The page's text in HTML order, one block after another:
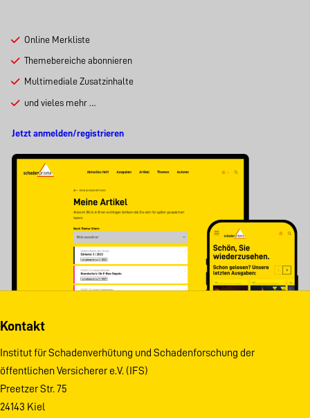
Online Merkliste
Themebereiche abonnieren
Multimediale Zusatzinhalte
und vieles mehr …
Jetzt anmelden/registrieren
Kontakt
Institut für Schadenverhütung und Schadenforschung der
öffentlichen Versicherer e.V. (IFS)
Preetzer Str. 75
24143 Kiel